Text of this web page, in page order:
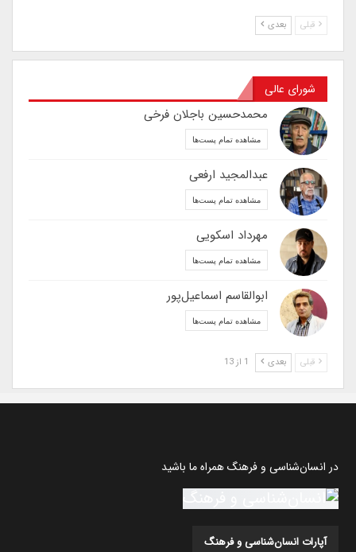
قبلی بعدی
شورای عالی
محمدحسین باجلان فرخی
مشاهده تمام پست‌ها
عبدالمجید ارفعی
مشاهده تمام پست‌ها
مهرداد اسکویی
مشاهده تمام پست‌ها
ابوالقاسم اسماعیل‌پور
مشاهده تمام پست‌ها
قبلی بعدی
در انسان‌شناسی و فرهنگ همراه ما باشید
آپارات انسان‌شناسی و فرهنگ